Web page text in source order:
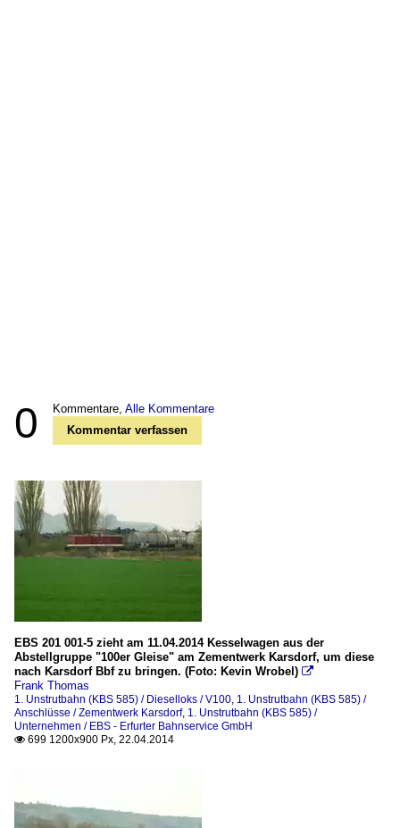
0 Kommentare, Alle Kommentare
Kommentar verfassen
EBS 201 001-5 zieht am 11.04.2014 Kesselwagen aus der
Abstellgruppe "100er Gleise" am Zementwerk Karsdorf, um diese
nach Karsdorf Bbf zu bringen. (Foto: Kevin Wrobel) 
Frank Thomas
1. Unstrutbahn (KBS 585) / Dieselloks / V100, 1. Unstrutbahn (KBS 585) /
Anschlüsse / Zementwerk Karsdorf, 1. Unstrutbahn (KBS 585) /
Unternehmen / EBS - Erfurter Bahnservice GmbH
 699 1200x900 Px, 22.04.2014